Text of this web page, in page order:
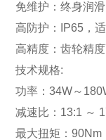
免维护：终身润
高防护：IP65，
高精度：齿轮精
技术规格:
功率：34W～
减速比：13:1 ～
最大扭矩：90Nm